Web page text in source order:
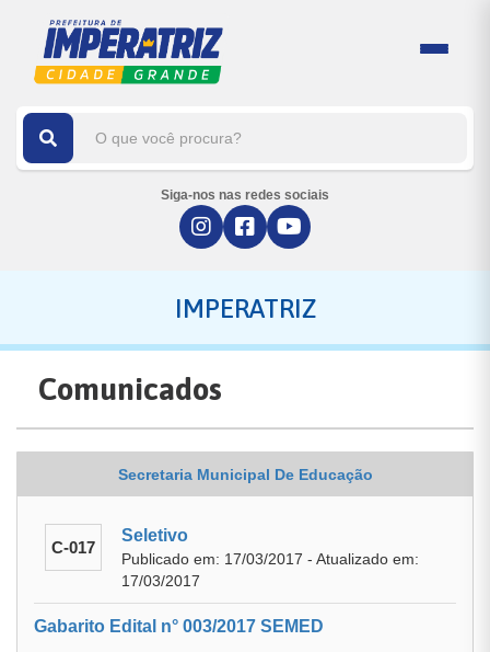
Siga-nos nas redes sociais
IMPERATRIZ
Comunicados
Secretaria Municipal De Educação
C-017
Seletivo
Publicado em: 17/03/2017 - Atualizado em:
17/03/2017
Gabarito Edital n° 003/2017 SEMED